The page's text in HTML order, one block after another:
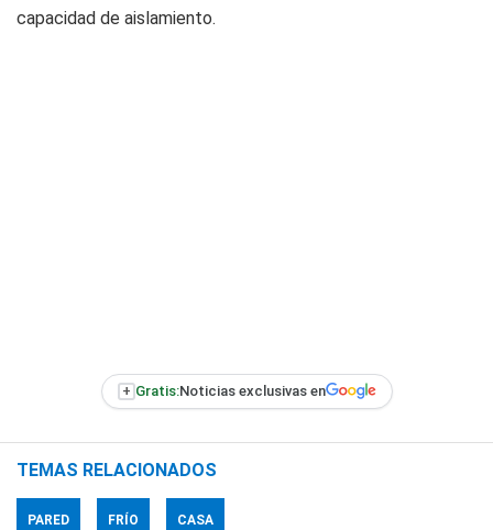
capacidad de aislamiento.
+ Gratis:Noticias exclusivas en
TEMAS RELACIONADOS
PARED FRÍO CASA